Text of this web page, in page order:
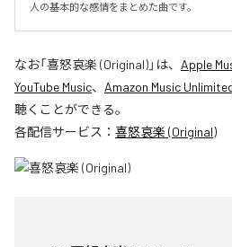
人の基本的な感情をまとめた曲です。
なお「喜怒哀楽 (Original)」は、 Apple
YouTube Music、 Amazon Music
聴くことができる。
各配信サービス： 喜怒哀楽 (Original)